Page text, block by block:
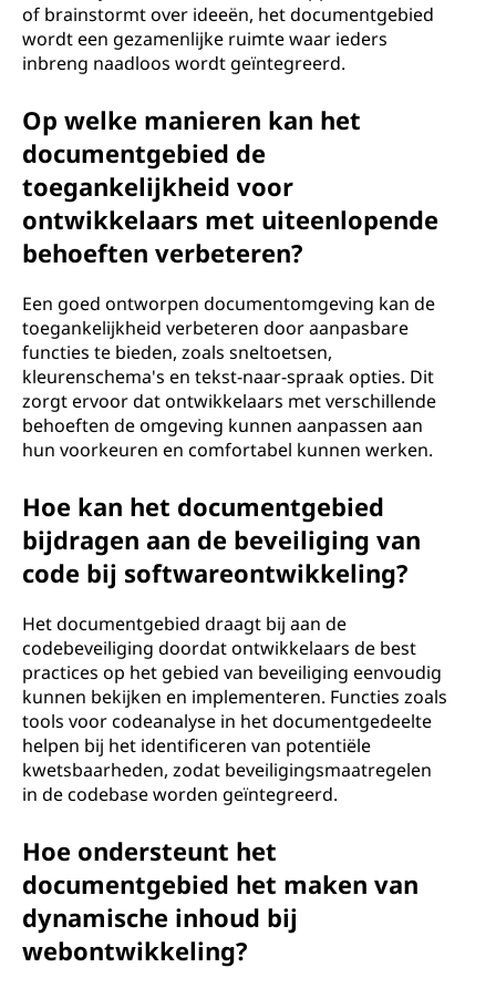
of brainstormt over ideeën, het documentgebied
wordt een gezamenlijke ruimte waar ieders
inbreng naadloos wordt geïntegreerd.
Op welke manieren kan het
documentgebied de
toegankelijkheid voor
ontwikkelaars met uiteenlopende
behoeften verbeteren?
Een goed ontworpen documentomgeving kan de
toegankelijkheid verbeteren door aanpasbare
functies te bieden, zoals sneltoetsen,
kleurenschema's en tekst-naar-spraak opties. Dit
zorgt ervoor dat ontwikkelaars met verschillende
behoeften de omgeving kunnen aanpassen aan
hun voorkeuren en comfortabel kunnen werken.
Hoe kan het documentgebied
bijdragen aan de beveiliging van
code bij softwareontwikkeling?
Het documentgebied draagt bij aan de
codebeveiliging doordat ontwikkelaars de best
practices op het gebied van beveiliging eenvoudig
kunnen bekijken en implementeren. Functies zoals
tools voor codeanalyse in het documentgedeelte
helpen bij het identificeren van potentiële
kwetsbaarheden, zodat beveiligingsmaatregelen
in de codebase worden geïntegreerd.
Hoe ondersteunt het
documentgebied het maken van
dynamische inhoud bij
webontwikkeling?